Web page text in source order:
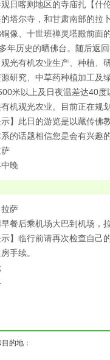
日喀则地区的寺庙扎【什
塔尔寺，和甘肃南部的拉
像、十世班禅灵塔殿前面
年历史的晒佛台。随后返
光有机农业生产、种植、
研究、中草药种植加工及
米以上及日夜温差达40
有机观光农业。目前正在规
示】此日的游览是以藏传
的话题相信您是会有兴趣
晚
萨
餐后乘机场大巴到机场，
示】临行前请再次检查自
手续。
的地：